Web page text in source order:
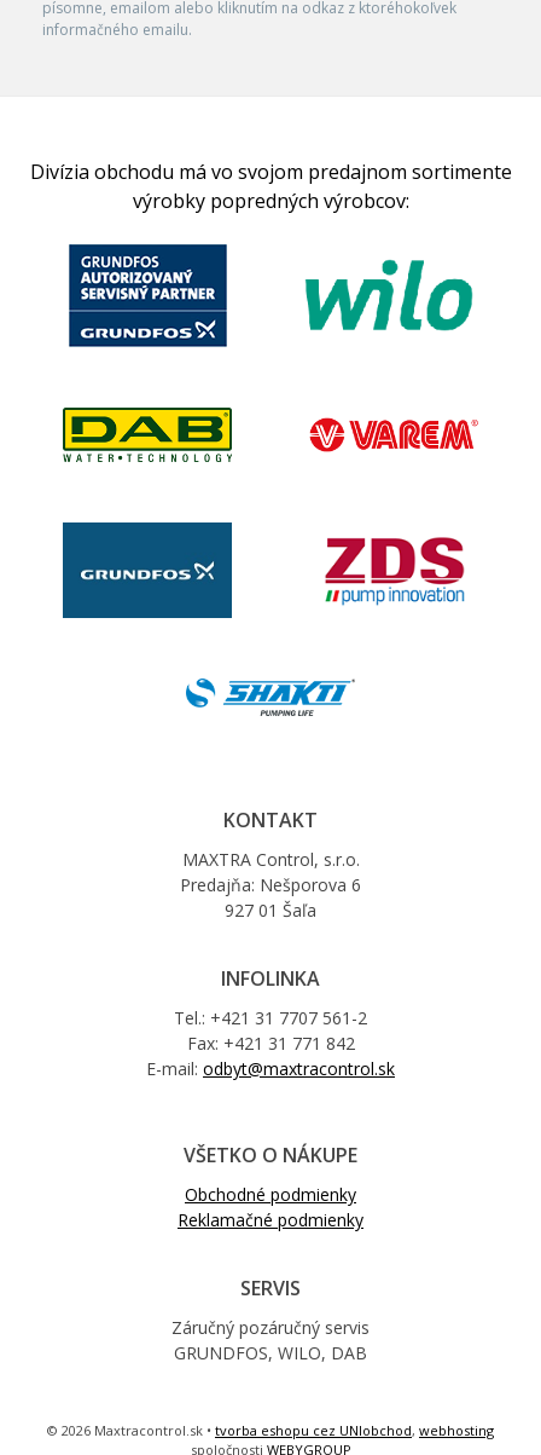
písomne, emailom alebo kliknutím na odkaz z ktoréhokoľvek
informačného emailu.
Divízia obchodu má vo svojom predajnom sortimente
výrobky popredných výrobcov:
KONTAKT
MAXTRA Control, s.r.o.
Predajňa: Nešporova 6
927 01 Šaľa
INFOLINKA
Tel.: +421 31 7707 561-2
Fax: +421 31 771 842
E-mail: odbyt@maxtracontrol.sk
VŠETKO O NÁKUPE
Obchodné podmienky
Reklamačné podmienky
SERVIS
Záručný pozáručný servis
GRUNDFOS, WILO, DAB
© 2026 Maxtracontrol.sk • tvorba eshopu cez UNIobchod, webhosting
spoločnosti WEBYGROUP